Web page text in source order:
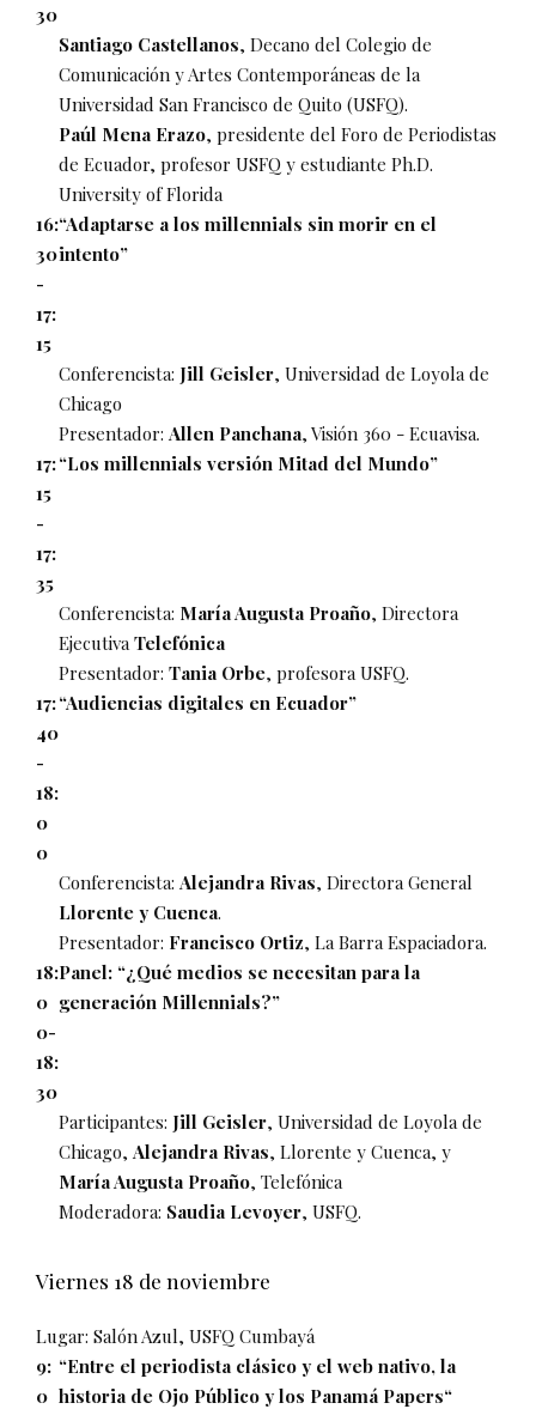
30
Santiago Castellanos, Decano del Colegio de
Comunicación y Artes Contemporáneas de la
Universidad San Francisco de Quito (USFQ).
Paúl Mena Erazo, presidente del Foro de Periodistas
de Ecuador, profesor USFQ y estudiante Ph.D.
University of Florida
16:
30
-
17:
15
“Adaptarse a los millennials sin morir en el
intento”
Conferencista: Jill Geisler, Universidad de Loyola de
Chicago
Presentador: Allen Panchana, Visión 360 - Ecuavisa.
17:
15
-
17:
35
“Los millennials versión Mitad del Mundo”
Conferencista: María Augusta Proaño, Directora
Ejecutiva Telefónica
Presentador: Tania Orbe, profesora USFQ.
17:
40
-
18:
0
0
“Audiencias digitales en Ecuador”
Conferencista: Alejandra Rivas, Directora General
Llorente y Cuenca.
Presentador: Francisco Ortiz, La Barra Espaciadora.
18:
0
0-
18:
30
Panel: “¿Qué medios se necesitan para la
generación Millennials?”
Participantes: Jill Geisler, Universidad de Loyola de
Chicago, Alejandra Rivas, Llorente y Cuenca, y
María Augusta Proaño, Telefónica
Moderadora: Saudia Levoyer, USFQ.
Viernes 18 de noviembre
Lugar: Salón Azul, USFQ Cumbayá
9:
0
“Entre el periodista clásico y el web nativo, la
historia de Ojo Público y los Panamá Papers“